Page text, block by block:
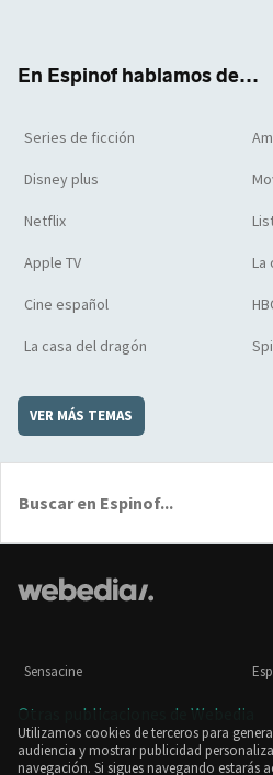
En Espinof hablamos de...
Series de ficción
Disney plus
Netflix
Apple TV La
Cine español
La casa del dragón
VER MÁS TEMAS
Sensacine
Otras publicaciones de Webedia
Utilizamos cookies de terceros para
audiencia y mostrar publicidad
navegación. Si sigues navegando estarás